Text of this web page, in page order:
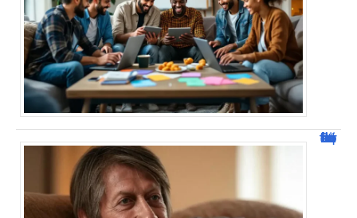
Jacques Dutronc fortune : estimation et sources de richesse !